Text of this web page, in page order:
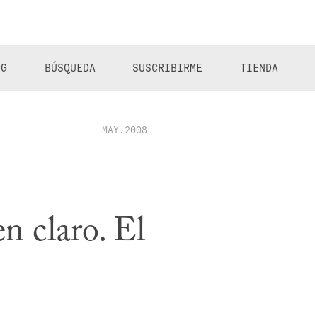
BÚSQUEDA SUSCRIBIRME TIENDA
MAY.2008
claro. El